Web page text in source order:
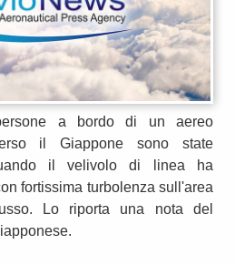
a bordo di un aereo
il Giappone sono state
il velivolo di linea ha
fortissima turbolenza sull'area
Lo riporta una nota del